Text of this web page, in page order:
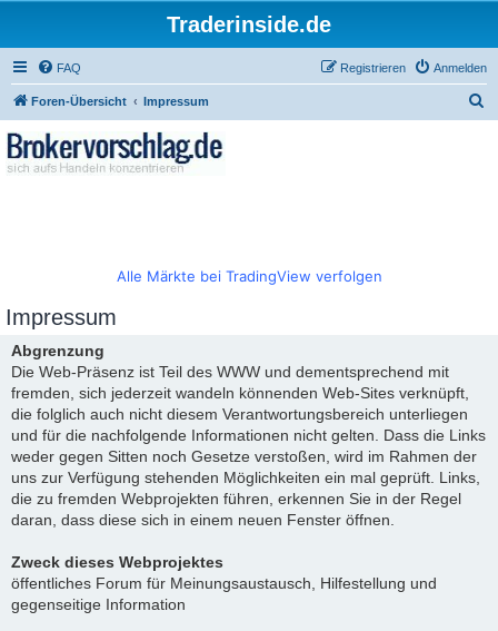
Traderinside.de
FAQ Anmelden
Registrieren
Foren-Übersicht Impressum
Alle Märkte bei TradingView verfolgen
Impressum
Abgrenzung
Die Web-Präsenz ist Teil des WWW und dementsprechend mit
fremden, sich jederzeit wandeln könnenden Web-Sites verknüpft,
die folglich auch nicht diesem Verantwortungsbereich unterliegen
und für die nachfolgende Informationen nicht gelten. Dass die Links
weder gegen Sitten noch Gesetze verstoßen, wird im Rahmen der
uns zur Verfügung stehenden Möglichkeiten ein mal geprüft. Links,
die zu fremden Webprojekten führen, erkennen Sie in der Regel
daran, dass diese sich in einem neuen Fenster öffnen.
Zweck dieses Webprojektes
öffentliches Forum für Meinungsaustausch, Hilfestellung und
gegenseitige Information